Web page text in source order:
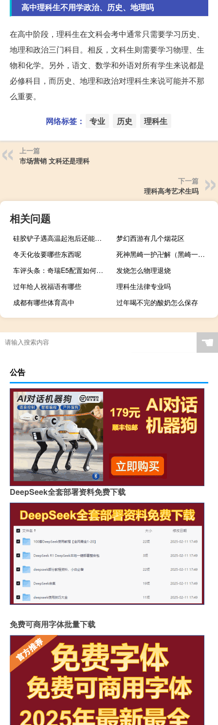
高中理科生不用学政治、历史、地理吗
在高中阶段，理科生在文科会考中通常只需要学习历史、
地理和政治三门科目。相反，文科生则需要学习物理、生
物和化学。另外，语文、数学和外语对所有学生来说都是
必修科目，而历史、地理和政治对理科生来说可能并不那
么重要。
网络标签： 专业 历史 理科生
上一篇
市场营销 文科还是理科
下一篇
理科高考艺术生吗
相关问题
硅胶铲子遇高温起泡后还能用吗
梦幻西游有几个烟花区
冬天化妆要哪些东西呢
死神黑崎一护卍解（黑崎一护卍解）
车评头条：奇瑞E5配置如何及奇瑞E5靠谱吗
发烧怎么物理退烧
过年给人祝福语有哪些
理科生法律专业吗
成都有哪些体育高中
过年喝不完的酸奶怎么保存
☚
公告
DeepSeek全套部署资料免费下载
免费可商用字体批量下载